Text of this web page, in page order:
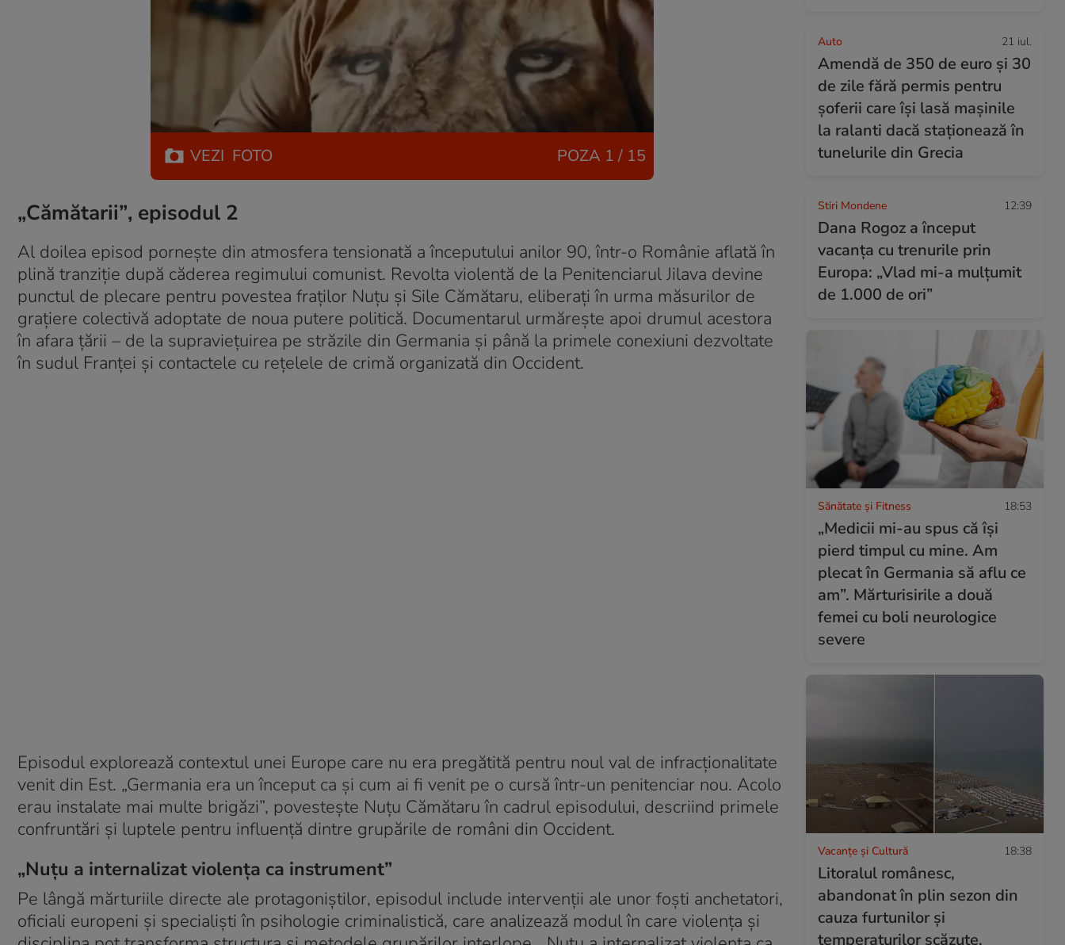
VEZI FOTO POZA 1 / 15
„Cămătarii”, episodul 2
Al doilea episod pornește din atmosfera tensionată a începutului anilor 90, într-o Românie aflată în
plină tranziție după căderea regimului comunist. Revolta violentă de la Penitenciarul Jilava devine
punctul de plecare pentru povestea fraților Nuțu și Sile Cămătaru, eliberați în urma măsurilor de
grațiere colectivă adoptate de noua putere politică. Documentarul urmărește apoi drumul acestora
în afara țării – de la supraviețuirea pe străzile din Germania și până la primele conexiuni dezvoltate
în sudul Franței și contactele cu rețelele de crimă organizată din Occident.
Episodul explorează contextul unei Europe care nu era pregătită pentru noul val de infracționalitate
venit din Est. „Germania era un început ca și cum ai fi venit pe o cursă într-un penitenciar nou. Acolo
erau instalate mai multe brigăzi”, povestește Nuțu Cămătaru în cadrul episodului, descriind primele
confruntări și luptele pentru influență dintre grupările de români din Occident.
„Nuțu a internalizat violența ca instrument”
Pe lângă mărturiile directe ale protagoniștilor, episodul include intervenții ale unor foști anchetatori,
oficiali europeni și specialiști în psihologie criminalistică, care analizează modul în care violența și
Auto 21 iul.
Amendă de 350 de euro și 30
de zile fără permis pentru
șoferii care își lasă mașinile
la ralanti dacă staționează în
tunelurile din Grecia
Stiri Mondene 12:39
Dana Rogoz a început
vacanța cu trenurile prin
Europa: „Vlad mi-a mulțumit
de 1.000 de ori”
Sănătate și Fitness 18:53
„Medicii mi-au spus că își
pierd timpul cu mine. Am
plecat în Germania să aflu ce
am”. Mărturisirile a două
femei cu boli neurologice
severe
Vacanțe și Cultură 18:38
Litoralul românesc,
abandonat în plin sezon din
cauza furtunilor și
temperaturilor scăzute.